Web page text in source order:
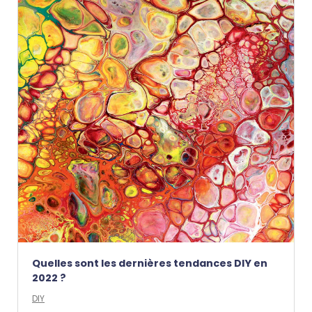
Quelles sont les dernières tendances DIY en
2022 ?
DIY